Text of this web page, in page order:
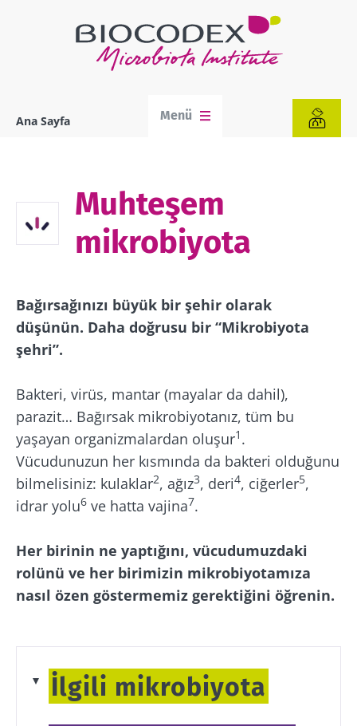
Ana Sayfa Menü
Muhteşem
mikrobiyota
Bağırsağınızı büyük bir şehir olarak
düşünün. Daha doğrusu bir “Mikrobiyota
şehri”.
Bakteri, virüs, mantar (mayalar da dahil),
parazit… Bağırsak mikrobiyotanız, tüm bu
yaşayan organizmalardan oluşur1 .
Vücudunuzun her kısmında da bakteri olduğunu
bilmelisiniz: kulaklar2, ağız3, deri4, ciğerler5,
idrar yolu6 ve hatta vajina7.
Her birinin ne yaptığını, vücudumuzdaki
rolünü ve her birimizin mikrobiyotamıza
nasıl özen göstermemiz gerektiğini öğrenin.
İlgili mikrobiyota